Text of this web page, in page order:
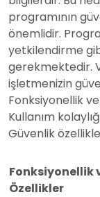
programının
önemlidir.
yetkilendirme
gerekmektedir.
işletmenizin
Fonksiyonellik
Kullanım
Güvenlik
Fonksiyonellik
Özellikler